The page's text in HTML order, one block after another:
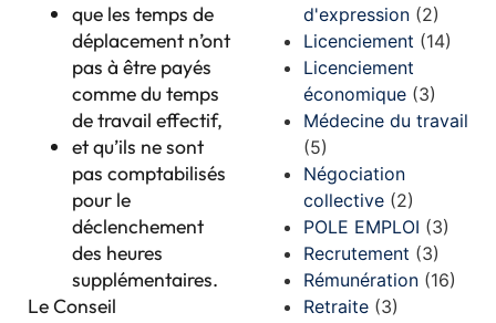
que les temps de
déplacement n’ont
pas à être payés
comme du temps
de travail effectif,
et qu’ils ne sont
pas comptabilisés
pour le
déclenchement
des heures
supplémentaires.
Le Conseil
d'expression (2)
Licenciement (14)
Licenciement
économique (3)
Médecine du travail
(5)
Négociation
collective (2)
POLE EMPLOI (3)
Recrutement (3)
Rémunération (16)
Retraite (3)